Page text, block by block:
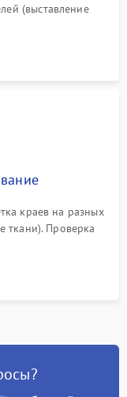
(выставление
прижима
краев на разных
ткани). Проверка
ролевого шва и
ткани.